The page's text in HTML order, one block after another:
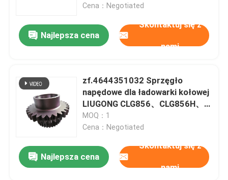
CLG860 SEM655D、SEM656D
LG958F
Cena：Negotiated
Najlepsza cena
Skontaktuj się z
nami
zf.4644351032 Sprzęgło
napędowe dla ładowarki kołowej
LIUGONG CLG856、CLG856H、
CLG50CX、CLG50D、CLG888
Przekaz 4WG180 / 4WG200 /
MOQ：1
Cena：Negotiated
Najlepsza cena
Skontaktuj się z
nami